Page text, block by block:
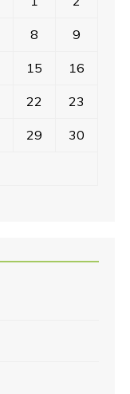
8 9
15 16
22 23
29 30